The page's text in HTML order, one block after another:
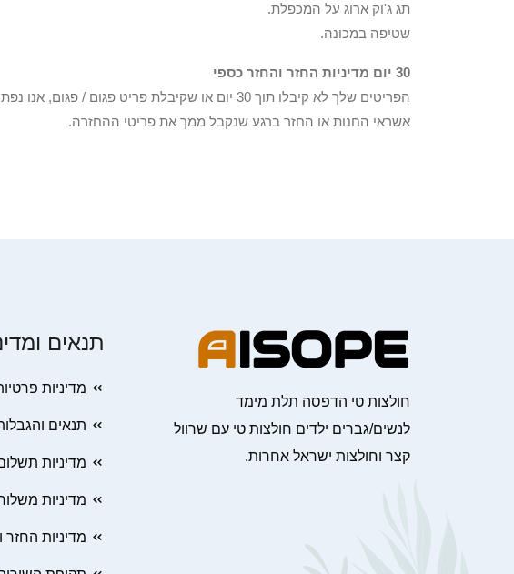
תג ג'וק ארוג על המכפלת.
שטיפה במכונה.
30 יום מדיניות החזר והחזר כספי
הפריטים שלך לא קיבלו תוך 30 יום או שקיבלת
אשראי החנות או החזר ברגע שנקבל ממך את פריטי ההחזרה.
חולצות טי הדפסה תלת מימד
לנשים/גברים ילדים חולצות טי עם שרוול
קצר וחולצות ישראל אחרות.
תנאים
מדיניות
תנאים
מדיניות
מדיניות
מדיניות החזר